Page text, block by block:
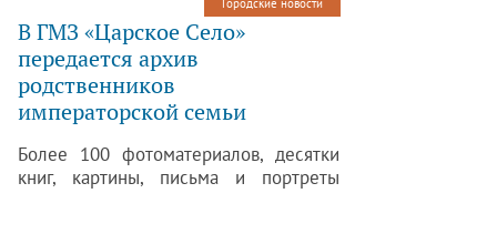
герое этой статьи узнает своего
четвероногого друга. Или захочет
стать ему добрым хозяином.
Городские новости
В ГМЗ «Царское Село»
передается архив
родственников
императорской семьи
Более 100 фотоматериалов, десятки
книг, картины, письма и портреты